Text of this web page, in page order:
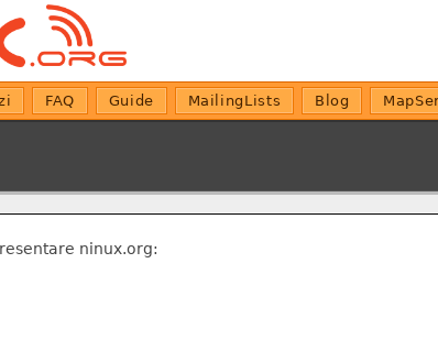
FAQ Guide MailingLists Blog
ninux.org: